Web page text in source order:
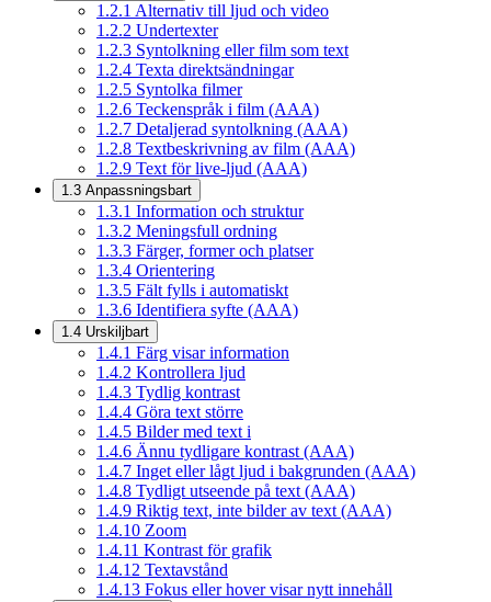
1.2.1 Alternativ till ljud och video
1.2.2 Undertexter
1.2.3 Syntolkning eller film som text
1.2.4 Texta direktsändningar
1.2.5 Syntolka filmer
1.2.6 Teckenspråk i film (AAA)
1.2.7 Detaljerad syntolkning (AAA)
1.2.8 Textbeskrivning av film (AAA)
1.2.9 Text för live-ljud (AAA)
1.3 Anpassningsbart
1.3.1 Information och struktur
1.3.2 Meningsfull ordning
1.3.3 Färger, former och platser
1.3.4 Orientering
1.3.5 Fält fylls i automatiskt
1.3.6 Identifiera syfte (AAA)
1.4 Urskiljbart
1.4.1 Färg visar information
1.4.2 Kontrollera ljud
1.4.3 Tydlig kontrast
1.4.4 Göra text större
1.4.5 Bilder med text i
1.4.6 Ännu tydligare kontrast (AAA)
1.4.7 Inget eller lågt ljud i bakgrunden (AAA)
1.4.8 Tydligt utseende på text (AAA)
1.4.9 Riktig text, inte bilder av text (AAA)
1.4.10 Zoom
1.4.11 Kontrast för grafik
1.4.12 Textavstånd
1.4.13 Fokus eller hover visar nytt innehåll